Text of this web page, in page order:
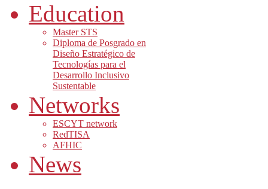
Education
Master STS
Diploma de Posgrado en
Diseño Estratégico de
Tecnologías para el
Desarrollo Inclusivo
Sustentable
Networks
ESCYT network
RedTISA
AFHIC
News